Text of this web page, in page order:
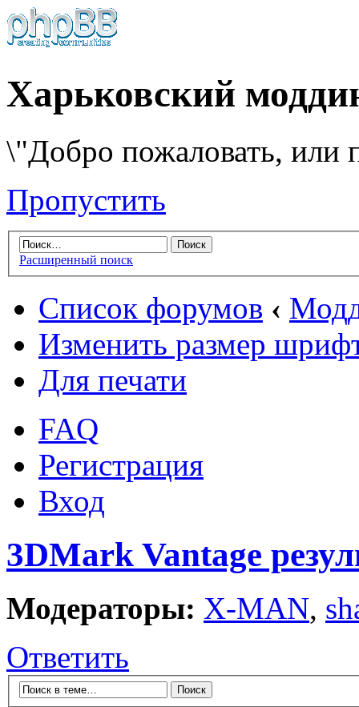
Харьковский
\"Добро пожаловать, или
Пропустить
Расширенный поиск
Список форумов ‹
Изменить размер
Для печати
FAQ
Регистрация
Вход
3DMark Vantage
Модераторы: X-MAN,
Ответить